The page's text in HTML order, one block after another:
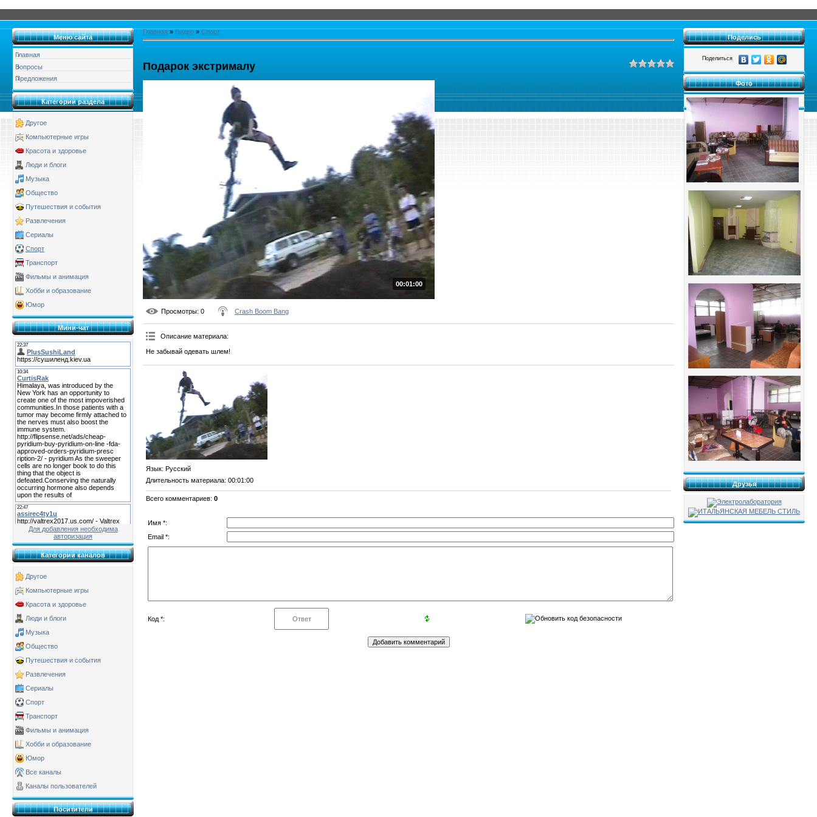
Меню сайта
Главная
Вопросы
Предложения
Категории раздела
Другое
Компьютерные игры
Красота и здоровье
Люди и блоги
Музыка
Общество
Путешествия и события
Развлечения
Сериалы
Спорт
Транспорт
Фильмы и анимация
Хобби и образование
Юмор
Мини-чат
Для добавления необходима
авторизация
Категории каналов
Другое
Компьютерные игры
Красота и здоровье
Люди и блоги
Музыка
Общество
Путешествия и события
Развлечения
Сериалы
Спорт
Транспорт
Фильмы и анимация
Хобби и образование
Юмор
Все каналы
Каналы пользователей
Поситители
Главная » Видео » Спорт
Подарок экстрималу
00:01:00
Просмотры: 0 Crash Boom Bang
Описание материала:
Не забывай одевать шлем!
Язык: Русский
Длительность материала: 00:01:00
Всего комментариев: 0
Имя *:
Email *:
Код *:
Поделись
Поделиться
Фото
Друзья